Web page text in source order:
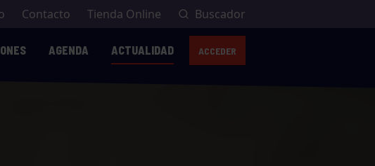
Contacto Tienda Online Buscador
AGENDA ACTUALIDAD ACCEDER